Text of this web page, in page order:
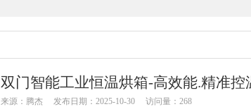
双门智能工业恒温烘箱-高效能.精准
来源：腾杰 发布日期：2025-10-30 访问量：268